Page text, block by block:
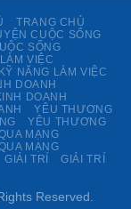
TRANG CHỦ
CUỘC SỐNG
SỐNG
VIỆC
KỸ NĂNG LÀM VIỆC
DOANH
DOANH
YÊU THƯƠNG
YÊU THƯƠNG
MẠNG
MẠNG
GIẢI TRÍ
GIẢI TRÍ
Reserved.